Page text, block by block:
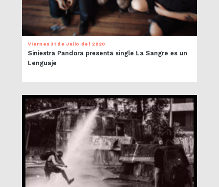
Viernes 31 de Julio del 2020
Siniestra Pandora presenta single La Sangre es un
Lenguaje